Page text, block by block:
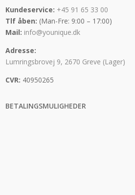
Kundeservice: +45 91 65 33 00
Tlf åben: (Man-Fre: 9:00 – 17:00)
Mail: info@younique.dk
Adresse:
Lumringsbrovej 9, 2670 Greve (Lager)
CVR: 40950265
BETALINGSMULIGHEDER